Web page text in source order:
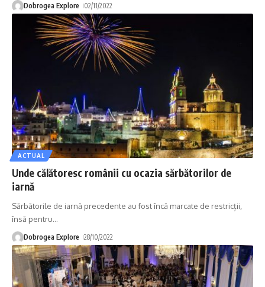
Dobrogea Explore 02/11/2022
ACTUAL
Unde călătoresc românii cu ocazia sărbătorilor de
iarnă
Sărbătorile de iarnă precedente au fost încă marcate de restricții,
însă pentru…
Dobrogea Explore 28/10/2022